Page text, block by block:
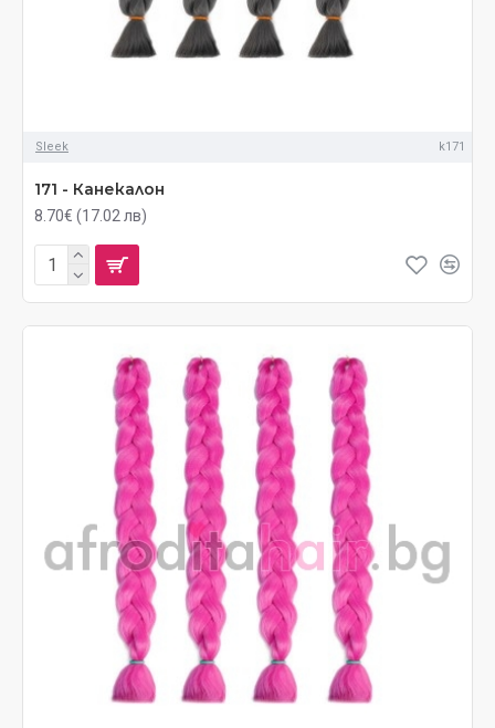
Sleek k171
171 - Канекалон
8.70€ (17.02 лв)